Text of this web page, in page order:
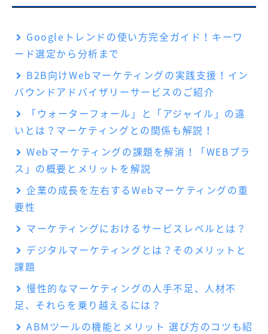
Googleトレンドの使い方完全ガイド！キーワ
ード選定から分析まで
B2B向けWebマーケティングの実践支援！イン
バウンドアドバイザリーサービスのご紹介
「ウォーターフォール」と「アジャイル」の違
いとは？マーケティングとの関係も解説！
Webマーケティングの課題を解消！「WEBプラ
ス」の概要とメリットを解説
企業の成長を左右するWebマーケティングの重
要性
マーケティングにおけるサービスレベルとは？
デジタルマーケティングとは？そのメリットと
課題
慢性的なマーケティングの人手不足、人材不
足、それらを乗り越えるには？
ABMツールの機能とメリット 選び方のコツも紹